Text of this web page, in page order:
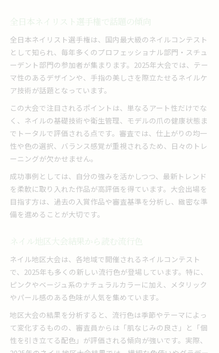
全日本ネイリスト選手権で話題の傾向
全日本ネイリスト選手権は、国内最大級のネイルコンテスト
として知られ、毎年多くのプロフェッショナル部門・スチュ
ーデント部門の参加者が集まります。2025年大会では、テー
マ性のあるデザインや、手指の美しさを際立たせるネイルケ
ア技術が話題となっています。
この大会で注目されるポイントは、単なるアート性だけでな
く、ネイルの基礎技術や衛生管理、モデルの爪の健康状態ま
でトータルで評価される点です。審査では、仕上がりの均一
性や色の選択、バランス感覚が重視されるため、日々のトレ
ーニングが欠かせません。
成功事例としては、自分の強みを活かしつつ、最新トレンド
を柔軟に取り入れた作品が高評価を得ています。大会出場を
目指す方は、過去の入賞作品や審査基準を分析し、緻密な準
備を進めることが大切です。
ネイル地区大会結果から読む流行色
ネイル地区大会は、各地域で開催されるネイルコンテスト
で、2025年も多くの新しい流行色が登場しています。特に、
ピンクやベージュ系のナチュラルカラーに加え、メタリック
やパール感のある色味が人気を集めています。
地区大会の結果を分析すると、流行色は季節やテーマによっ
て変化するものの、審査員からは「肌なじみの良さ」と「個
性を引き立てる配色」が評価される傾向が強いです。実際、